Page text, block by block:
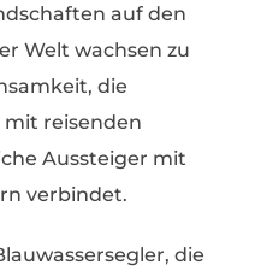
auf den
Welt wachsen zu
die
reisenden
Aussteiger mit
verbindet.
die